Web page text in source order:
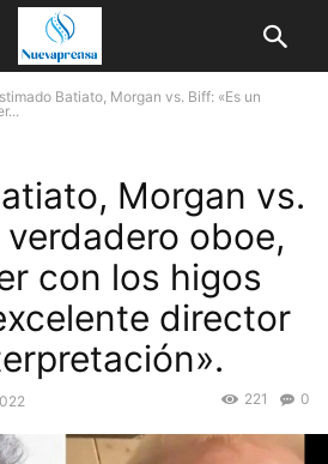
Batiato, Morgan vs. Biff: «Es un
Morgan vs.
oboe,
con los higos
director
0
221